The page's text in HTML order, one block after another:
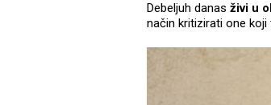
Debeljuh danas živi u
način kritizirati one